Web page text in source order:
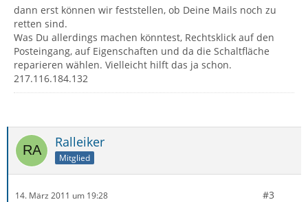
dann erst können wir feststellen, ob Deine Mails noch zu
retten sind.
Was Du allerdings machen könntest, Rechtsklick auf den
Posteingang, auf Eigenschaften und da die Schaltfläche
reparieren wählen. Vielleicht hilft das ja schon.
217.116.184.132
Ralleiker
Mitglied
14. März 2011 um 19:28 #3